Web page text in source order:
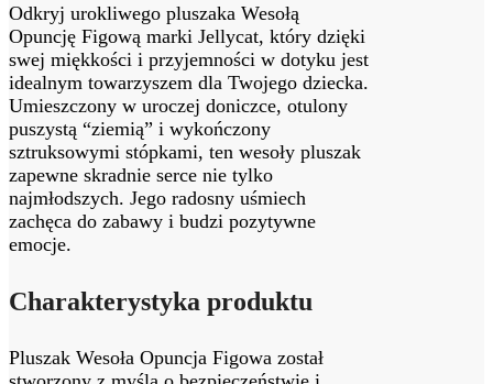
Odkryj urokliwego pluszaka Wesołą
Opuncję Figową marki Jellycat, który dzięki
swej miękkości i przyjemności w dotyku jest
idealnym towarzyszem dla Twojego dziecka.
Umieszczony w uroczej doniczce, otulony
puszystą “ziemią” i wykończony
sztruksowymi stópkami, ten wesoły pluszak
zapewne skradnie serce nie tylko
najmłodszych. Jego radosny uśmiech
zachęca do zabawy i budzi pozytywne
emocje.
Charakterystyka produktu
Pluszak Wesoła Opuncja Figowa został